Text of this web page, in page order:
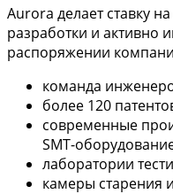
Aurora делает ставку
разработки и активно
распоряжении
команда
более 120
современные
SMT-
лаборатории
камеры старения